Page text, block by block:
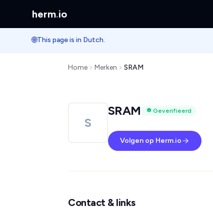
herm.io
🌐This page is in Dutch.
Home Merken SRAM
S
SRAM Geverifieerd
Volgen op Herm.io
Contact & links